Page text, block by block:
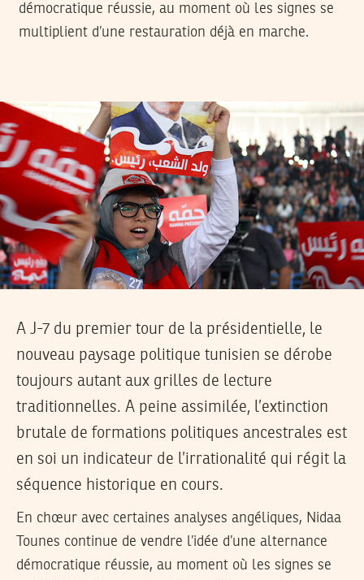
démocratique réussie, au moment où les signes se
multiplient d’une restauration déjà en marche.
A J-7 du premier tour de la présidentielle, le
nouveau paysage politique tunisien se dérobe
toujours autant aux grilles de lecture
traditionnelles. A peine assimilée, l’extinction
brutale de formations politiques ancestrales est
en soi un indicateur de l’irrationalité qui régit la
séquence historique en cours.
En chœur avec certaines analyses angéliques, Nidaa
Tounes continue de vendre l’idée d’une alternance
démocratique réussie, au moment où les signes se